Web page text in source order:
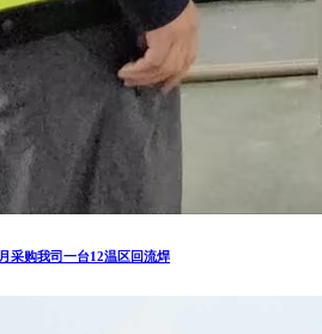
采购我司一台12温区回流焊